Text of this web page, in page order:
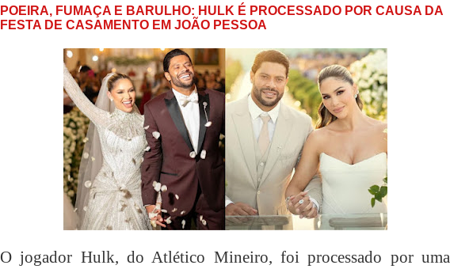
POEIRA, FUMAÇA E BARULHO: HULK É PROCESSADO POR CAUSA DA
FESTA DE CASAMENTO EM JOÃO PESSOA
O jogador Hulk, do Atlético Mineiro, foi processado por uma